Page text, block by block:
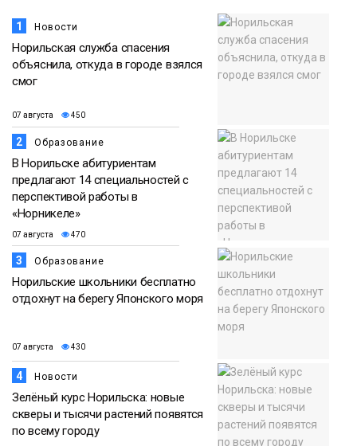
1 Новости
Норильская служба спасения
объяснила, откуда в городе взялся
смог
07 августа 450
2 Образование
В Норильске абитуриентам
предлагают 14 специальностей с
перспективой работы в
«Норникеле»
07 августа 470
3 Образование
Норильские школьники бесплатно
отдохнут на берегу Японского моря
07 августа 430
4 Новости
Зелёный курс Норильска: новые
скверы и тысячи растений появятся
по всему городу